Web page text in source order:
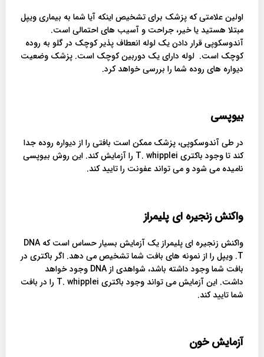
اولین علامتی که پزشک برای تشخیص اینکه آیا شما به بیماری ویپل
مبتلا هستید یا خیر، جراحت و آسیب های احتمالی است.
آندوسکوپی قرار دادن یک لوله انعطاف پذیر کوچک در گلو به روده
کوچک است. لوله دارای یک دوربین کوچک است. پزشک وضعیت
دیواره های روده شما را بررسی خواهد کرد.
بیوپسی
در طی آندوسکوپی، پزشک ممکن است بافتی را از دیواره روده جدا
کند تا وجود باکتری T. whipplei را آزمایش کند. این روش بیوپسی
نامیده می شود و می تواند عفونت را تایید کند.
واکنش زنجیره ای پلیمراز
واکنش زنجیره ای پلیمراز یک آزمایش بسیار حساس است که DNA
T. ویپل را از نمونه های بافت شما تشخیص می دهد. اگر باکتری در
بافت شما وجود داشته باشد، شواهدی از DNA وجود خواهد
داشت. این آزمایش می تواند وجود باکتری T. whipplei را در بافت
شما تایید کند.
آزمایش خون